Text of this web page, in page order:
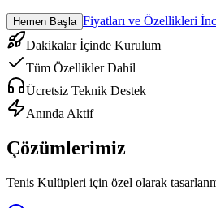
Hemen Başla Fiyatları ve Özellikleri
Dakikalar İçinde Kurulum
Tüm Özellikler Dahil
Ücretsiz Teknik Destek
Anında Aktif
Çözümlerimiz
Tenis Kulüpleri için özel olarak